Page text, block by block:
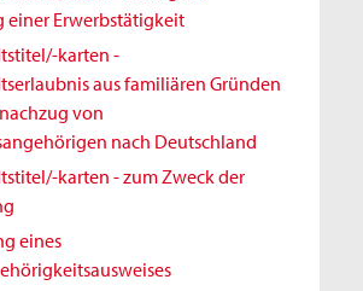
einer Erwerbstätigkeit
karten -
aus familiären Gründen
von
nach Deutschland
karten - zum Zweck der
eines